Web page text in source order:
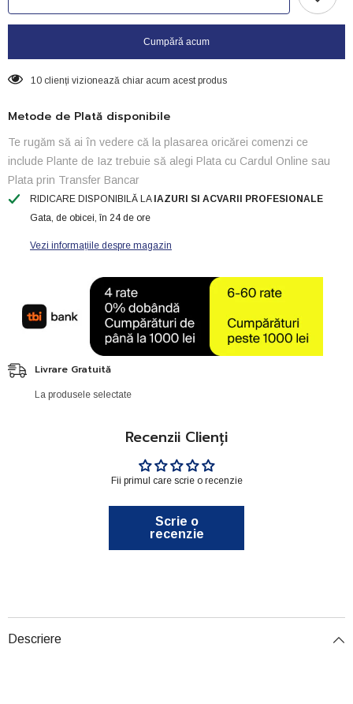
Cumpără acum
10 clienți vizionează chiar acum acest produs
Metode de Plată disponibile
Te rugăm să ai în vedere că la plasarea oricărei comenzi ce
include Plante de Iaz trebuie să alegi Plata cu Cardul Online sau
Plata prin Transfer Bancar
RIDICARE DISPONIBILĂ LA IAZURI SI ACVARII PROFESIONALE
Gata, de obicei, în 24 de ore
Vezi informațiile despre magazin
Livrare Gratuită
La produsele selectate
Recenzii Clienți
Fii primul care scrie o recenzie
Scrie o
recenzie
Descriere